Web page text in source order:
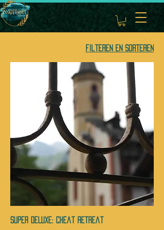
Filteren en sorteren
SUPER DELUXE: cheat retreat